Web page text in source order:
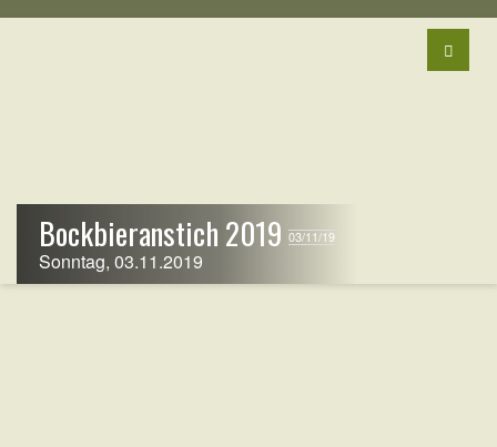
Bockbieranstich 2019 03/11/19
Sonntag, 03.11.2019